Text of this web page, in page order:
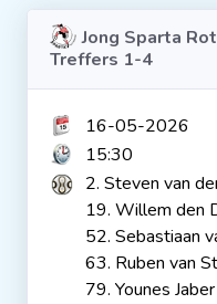
Wedstrijden
Voetbalpiramide
Jong Sparta
Treffers 1-4
16-05-2026
15:30
2. Steven van
19. Willem den
52. Sebastiaan
63. Ruben van
79. Younes